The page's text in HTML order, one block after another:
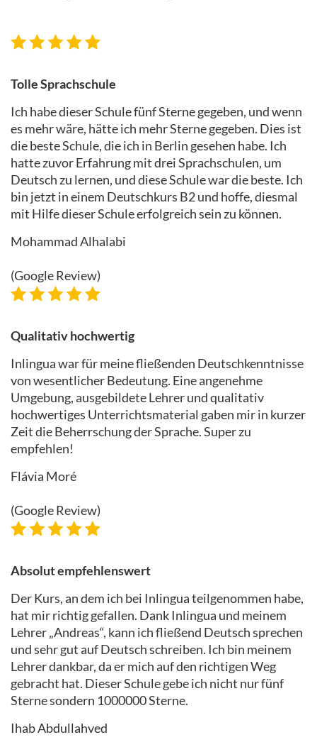
Tolle Sprachschule
Ich habe dieser Schule fünf Sterne gegeben, und wenn
es mehr wäre, hätte ich mehr Sterne gegeben. Dies ist
die beste Schule, die ich in Berlin gesehen habe. Ich
hatte zuvor Erfahrung mit drei Sprachschulen, um
Deutsch zu lernen, und diese Schule war die beste. Ich
bin jetzt in einem Deutschkurs B2 und hoffe, diesmal
mit Hilfe dieser Schule erfolgreich sein zu können.
Mohammad Alhalabi
(Google Review)
Qualitativ hochwertig
Inlingua war für meine fließenden Deutschkenntnisse
von wesentlicher Bedeutung. Eine angenehme
Umgebung, ausgebildete Lehrer und qualitativ
hochwertiges Unterrichtsmaterial gaben mir in kurzer
Zeit die Beherrschung der Sprache. Super zu
empfehlen!
Flávia Moré
(Google Review)
Absolut empfehlenswert
Der Kurs, an dem ich bei Inlingua teilgenommen habe,
hat mir richtig gefallen. Dank Inlingua und meinem
Lehrer „Andreas“, kann ich fließend Deutsch sprechen
und sehr gut auf Deutsch schreiben. Ich bin meinem
Lehrer dankbar, da er mich auf den richtigen Weg
gebracht hat. Dieser Schule gebe ich nicht nur fünf
Sterne sondern 1000000 Sterne.
Ihab Abdullahved